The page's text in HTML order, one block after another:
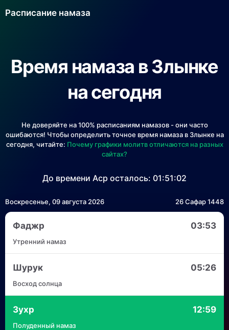
Расписание намаза
Время намаза в Злынке
на сегодня
Не доверяйте на 100% расписаниям намазов - они часто
ошибаются! Чтобы определить точное время намаза в Злынке на
сегодня, читайте: Почему графики молитв отличаются на разных
сайтах?
До времени Аср осталось: 01:51:02
Воскресенье, 09 августа 2026 26 Сафар 1448
Фаджр 03:53
Утренний намаз
Шурук 05:26
Восход солнца
Зухр 12:59
Полуденный намаз